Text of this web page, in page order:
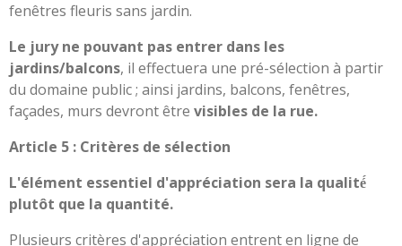
fenêtres fleuris sans jardin.
Le jury ne pouvant pas entrer dans les
jardins/balcons, il effectuera une pré-sélection à partir
du domaine public ; ainsi jardins, balcons, fenêtres,
façades, murs devront être visibles de la rue.
Article 5 : Critères de sélection
L'élément essentiel d'appréciation sera la qualité́
plutôt que la quantité.
Plusieurs critères d'appréciation entrent en ligne de